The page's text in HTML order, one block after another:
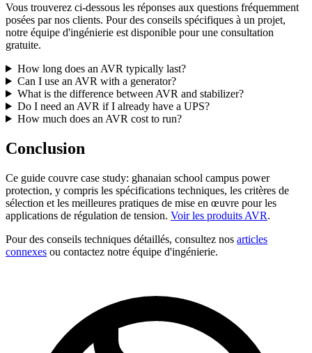
Vous trouverez ci-dessous les réponses aux questions fréquemment
posées par nos clients. Pour des conseils spécifiques à un projet,
notre équipe d'ingénierie est disponible pour une consultation
gratuite.
How long does an AVR typically last?
Can I use an AVR with a generator?
What is the difference between AVR and stabilizer?
Do I need an AVR if I already have a UPS?
How much does an AVR cost to run?
Conclusion
Ce guide couvre case study: ghanaian school campus power
protection, y compris les spécifications techniques, les critères de
sélection et les meilleures pratiques de mise en œuvre pour les
applications de régulation de tension. Voir les produits AVR.
Pour des conseils techniques détaillés, consultez nos articles
connexes ou contactez notre équipe d'ingénierie.